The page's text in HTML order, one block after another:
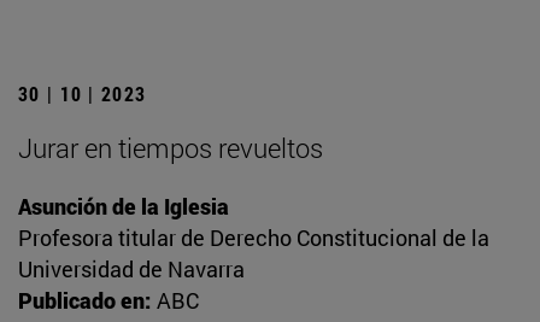
30 | 10 | 2023
Jurar en tiempos revueltos
Asunción de la Iglesia
Profesora titular de Derecho Constitucional de la
Universidad de Navarra
Publicado en: ABC